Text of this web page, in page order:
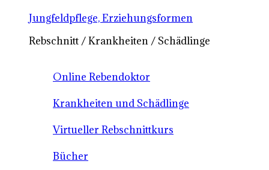
Jungfeldpflege, Erziehungsformen
Rebschnitt / Krankheiten / Schädlinge
Online Rebendoktor
Krankheiten und Schädlinge
Virtueller Rebschnittkurs
Bücher